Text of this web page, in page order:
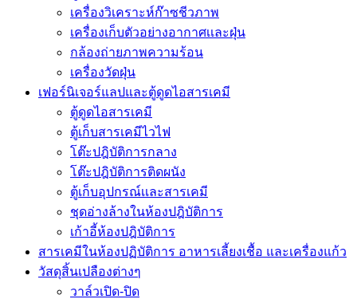
เครื่องวิเคราะห์ก๊าซชีวภาพ
เครื่องเก็บตัวอย่างอากาศเเละฝุ่น
กล้องถ่ายภาพความร้อน
เครื่องวัดฝุ่น
เฟอร์นิเจอร์แลปและตู้ดูดไอสารเคมี
ตู้ดูดไอสารเคมี
ตู้เก็บสารเคมีไวไฟ
โต๊ะปฎิบัติการกลาง
โต๊ะปฎิบัติการติดผนัง
ตู้เก็บอุปกรณ์เเละสารเคมี
ชุดอ่างล้างในห้องปฎิบัติการ
เก้าอี้ห้องปฎิบัติการ
สารเคมีในห้องปฏิบัติการ อาหารเลี้ยงเชื้อ และเครื่องแก้ว
วัสดุสิ้นเปลืองต่างๆ
วาล์วเปิด-ปิด